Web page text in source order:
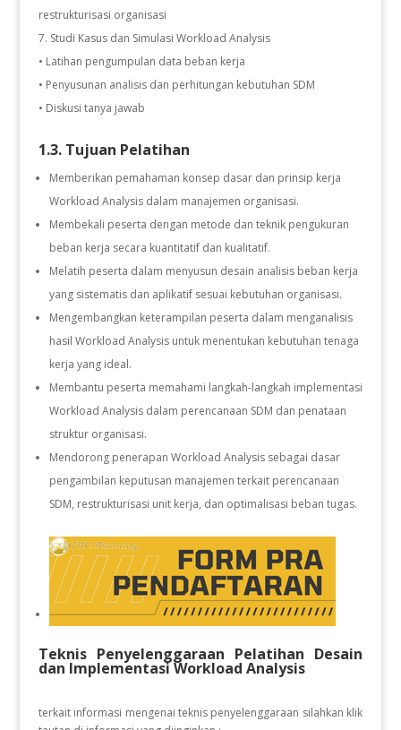
restrukturisasi organisasi
Studi Kasus dan Simulasi Workload Analysis
• Latihan pengumpulan data beban kerja
• Penyusunan analisis dan perhitungan kebutuhan SDM
• Diskusi tanya jawab
1.3. Tujuan Pelatihan
Memberikan pemahaman konsep dasar dan prinsip kerja
Workload Analysis dalam manajemen organisasi.
Membekali peserta dengan metode dan teknik pengukuran
beban kerja secara kuantitatif dan kualitatif.
Melatih peserta dalam menyusun desain analisis beban kerja
yang sistematis dan aplikatif sesuai kebutuhan organisasi.
Mengembangkan keterampilan peserta dalam menganalisis
hasil Workload Analysis untuk menentukan kebutuhan tenaga
kerja yang ideal.
Membantu peserta memahami langkah-langkah implementasi
Workload Analysis dalam perencanaan SDM dan penataan
struktur organisasi.
Mendorong penerapan Workload Analysis sebagai dasar
pengambilan keputusan manajemen terkait perencanaan
SDM, restrukturisasi unit kerja, dan optimalisasi beban tugas.
Teknis Penyelenggaraan Pelatihan Desain
dan Implementasi Workload Analysis
terkait informasi mengenai teknis penyelenggaraan silahkan klik